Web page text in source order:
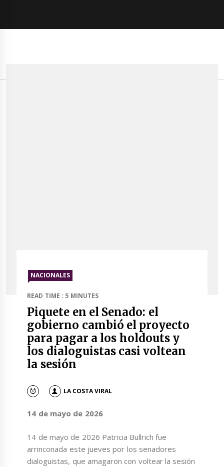
NACIONALES
READ TIME : 5 MINUTES
Piquete en el Senado: el
gobierno cambió el proyecto
para pagar a los holdouts y
los dialoguistas casi voltean
la sesión
LA COSTA VIRAL
14 de mayo de 2026
14 de mayo de 2026 Patricia Bullrich fue
arrinconada este jueves por los senadores
dialoguistas, que amagaron con voltear la sesión